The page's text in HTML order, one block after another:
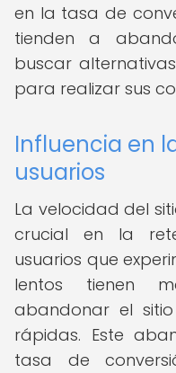
en la tasa de
tienden a
buscar
para realizar sus
Influencia en
usuarios
La velocidad del
crucial en la
usuarios que
lentos tienen
abandonar el
rápidas. Este
tasa de